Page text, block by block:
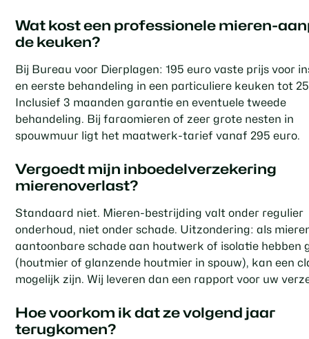
Wat kost een professionele mieren-
de keuken?
Bij Bureau voor Dierplagen: 195 euro vaste prijs voor
en eerste behandeling in een particuliere keuken tot
Inclusief 3 maanden garantie en eventuele tweede
behandeling. Bij faraomieren of zeer grote nesten in
spouwmuur ligt het maatwerk-tarief vanaf 295 euro.
Vergoedt mijn inboedelverzekering
mierenoverlast?
Standaard niet. Mieren-bestrijding valt onder regulier
onderhoud, niet onder schade. Uitzondering: als
aantoonbare schade aan houtwerk of isolatie hebben
(houtmier of glanzende houtmier in spouw), kan een
mogelijk zijn. Wij leveren dan een rapport voor uw
Hoe voorkom ik dat ze volgend jaar
terugkomen?